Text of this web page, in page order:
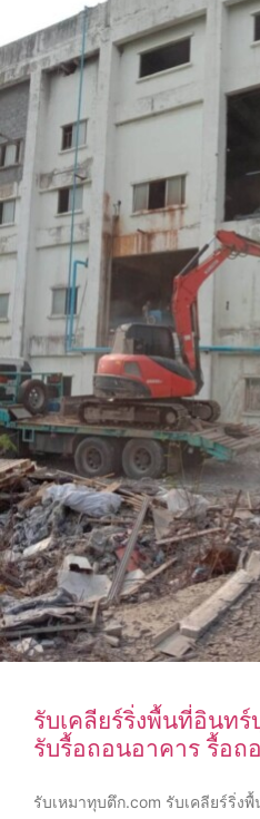
รับเคลียร์ริ่งพื้นที่อินท
รับรื้อถอนอาคาร รื้อถ
รับเหมาทุบตึก.com รับเคลียร์ริ่งพื้